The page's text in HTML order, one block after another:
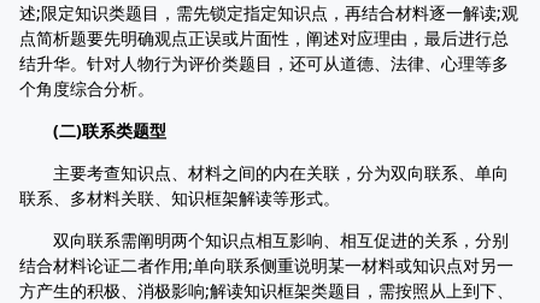
述;限定知识类题目，需先锁定指定知识点，再结合材料逐一解读;观
点简析题要先明确观点正误或片面性，阐述对应理由，最后进行总
结升华。针对人物行为评价类题目，还可从道德、法律、心理等多
个角度综合分析。
(二)联系类题型
主要考查知识点、材料之间的内在关联，分为双向联系、单向
联系、多材料关联、知识框架解读等形式。
双向联系需阐明两个知识点相互影响、相互促进的关系，分别
结合材料论证二者作用;单向联系侧重说明某一材料或知识点对另一
方产生的积极、消极影响;解读知识框架类题目，需按照从上到下、